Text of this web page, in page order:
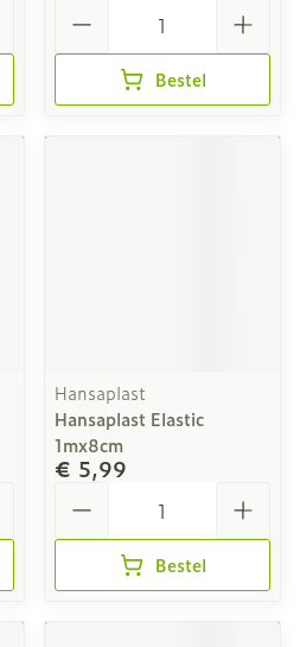
Bestel
Hansaplast
Hansaplast Elastic
1mx8cm
€ 5,99
Bestel